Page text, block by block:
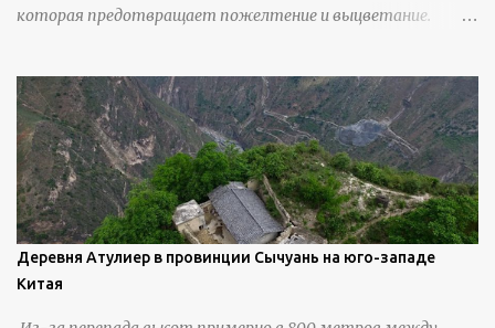
которая предотвращает пожелтение и выцветание.
инструменты для текстурирования, чтобы точно
вылепить каждую деталь. источник
https://calvinnicholls.com/
Деревня Атулиер в провинции Сычуань на юго-западе
Китая